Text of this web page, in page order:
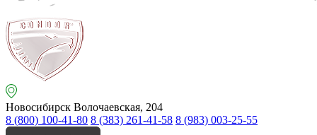
Новосибирск Волочаевская, 204
8 (800) 100-41-80 8 (383) 261-41-58 8 (983) 003-25-55